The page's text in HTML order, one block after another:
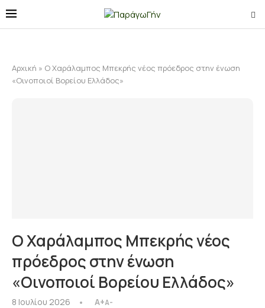
Αρχική » Ο Χαράλαμπος Μπεκρής νέος πρόεδρος στην ένωση
«Οινοποιοί Βορείου Ελλάδος»
Ο Χαράλαμπος Μπεκρής νέος
πρόεδρος στην ένωση
«Οινοποιοί Βορείου Ελλάδος»
8 Ιουλίου 2026 A+A-